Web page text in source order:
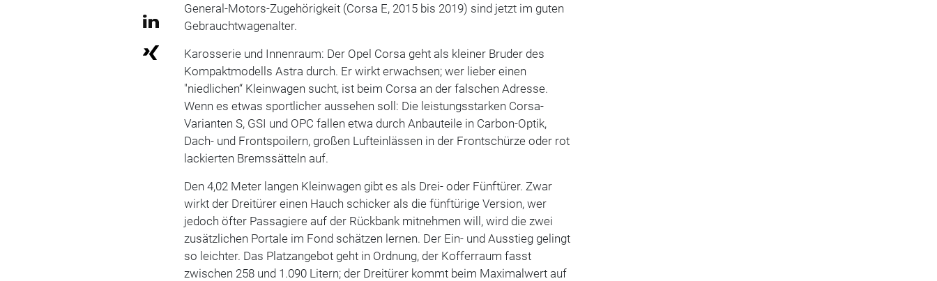
General-Motors-Zugehörigkeit (Corsa E, 2015 bis 2019) sind jetzt im guten
Gebrauchtwagenalter.
Karosserie und Innenraum: Der Opel Corsa geht als kleiner Bruder des
Kompaktmodells Astra durch. Er wirkt erwachsen; wer lieber einen
"niedlichen“ Kleinwagen sucht, ist beim Corsa an der falschen Adresse.
Wenn es etwas sportlicher aussehen soll: Die leistungsstarken Corsa-
Varianten S, GSI und OPC fallen etwa durch Anbauteile in Carbon-Optik,
Dach- und Frontspoilern, großen Lufteinlässen in der Frontschürze oder rot
lackierten Bremssätteln auf.
Den 4,02 Meter langen Kleinwagen gibt es als Drei- oder Fünftürer. Zwar
wirkt der Dreitürer einen Hauch schicker als die fünftürige Version, wer
jedoch öfter Passagiere auf der Rückbank mitnehmen will, wird die zwei
zusätzlichen Portale im Fond schätzen lernen. Der Ein- und Ausstieg gelingt
so leichter. Das Platzangebot geht in Ordnung, der Kofferraum fasst
zwischen 258 und 1.090 Litern; der Dreitürer kommt beim Maximalwert auf